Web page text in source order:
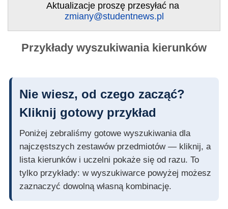
Aktualizacje proszę przesyłać na
zmiany@studentnews.pl
Przykłady wyszukiwania kierunków
Nie wiesz, od czego zacząć?
Kliknij gotowy przykład
Poniżej zebraliśmy gotowe wyszukiwania dla
najczęstszych zestawów przedmiotów — kliknij, a
lista kierunków i uczelni pokaże się od razu. To
tylko przykłady: w wyszukiwarce powyżej możesz
zaznaczyć dowolną własną kombinację.